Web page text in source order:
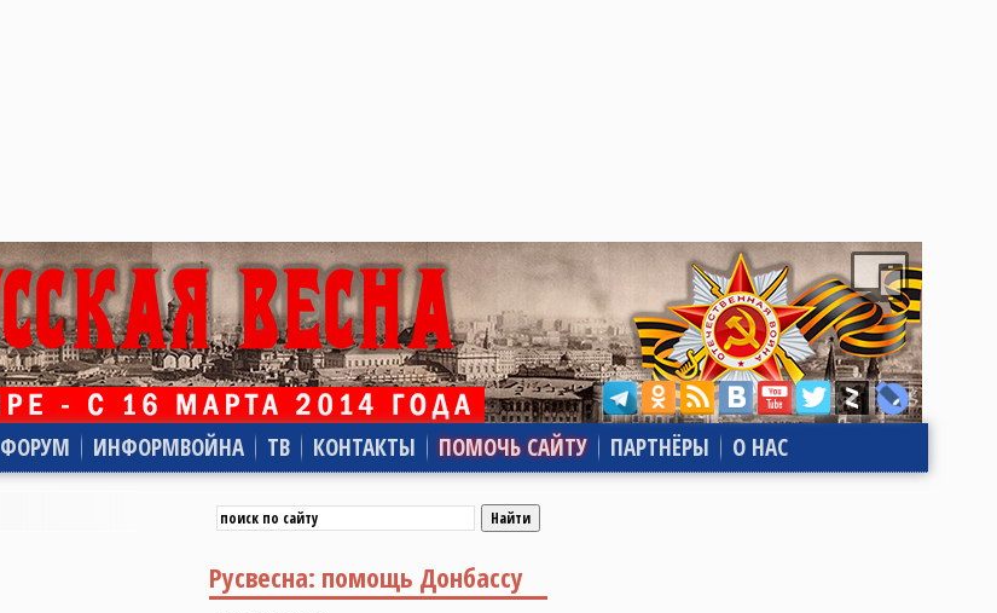
ФОРУМ ИНФОРМВОЙНА ТВ КОНТАКТЫ ПОМОЧЬ САЙТУ ПАРТНЁРЫ О НАС
Русвесна: помощь Донбассу